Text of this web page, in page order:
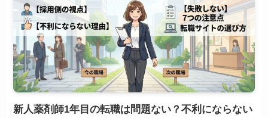
新人薬剤師1年目の転職は問題ない？不利にならない